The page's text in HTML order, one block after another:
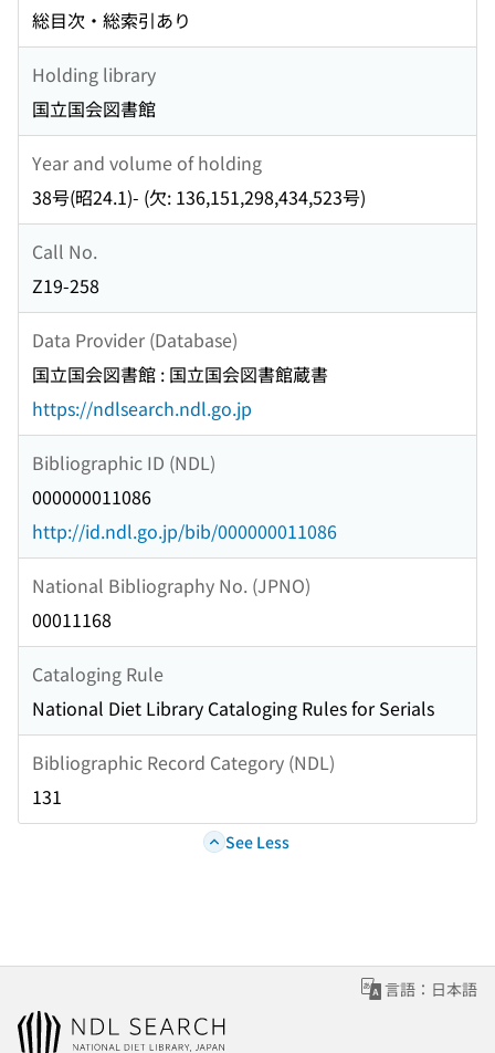
総目次・総索引あり
Holding library
国立国会図書館
Year and volume of holding
38号(昭24.1)- (欠: 136,151,298,434,523号)
Call No.
Z19-258
Data Provider (Database)
国立国会図書館 : 国立国会図書館蔵書
https://ndlsearch.ndl.go.jp
Bibliographic ID (NDL)
000000011086
http://id.ndl.go.jp/bib/000000011086
National Bibliography No. (JPNO)
00011168
Cataloging Rule
National Diet Library Cataloging Rules for Serials
Bibliographic Record Category (NDL)
131
See Less
言語：日本語